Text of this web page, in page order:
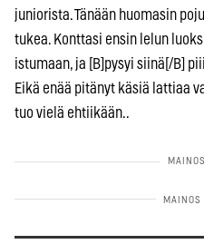
juniorista. Tänään huomasin
tukea. Konttasi ensin lelun
istumaan, ja [B]pysyi siinä[/B]
Eikä enää pitänyt käsiä lattiaa
tuo vielä ehtiikään..